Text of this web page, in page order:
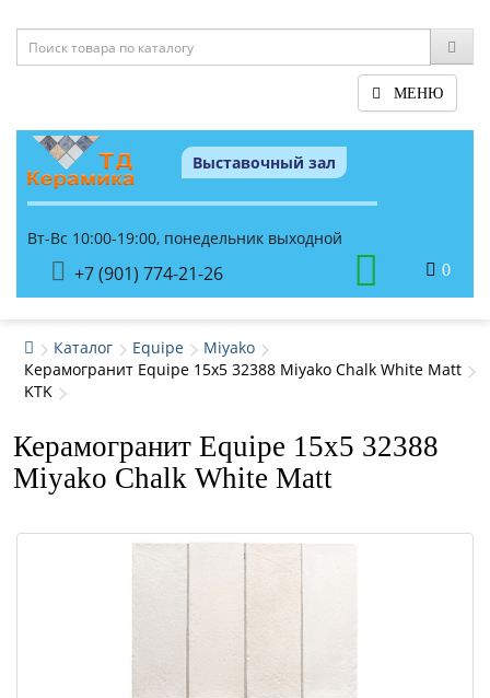
МЕНЮ
Выставочный зал
Вт-Вс 10:00-19:00, понедельник выходной
+7 (901) 774-21-26 0
Каталог Equipe
Miyako
Керамогранит Equipe 15x5 32388 Miyako Chalk White Matt
KTK
Керамогранит Equipe 15x5 32388
Miyako Chalk White Matt